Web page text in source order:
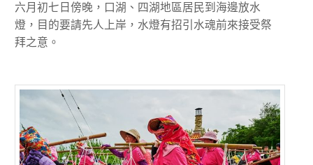
六月初七日傍晚，口湖、四湖地區居民到海邊放水
燈，目的要請先人上岸，水燈有招引水魂前來接受祭
拜之意。